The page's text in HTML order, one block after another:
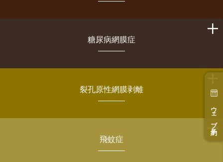
ウェブ予約
糖尿病網膜症
裂孔原性網膜剥離
飛蚊症